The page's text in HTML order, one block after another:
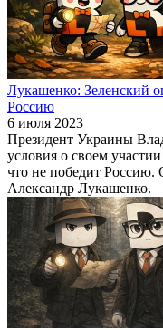
Лукашенко: Зеленский
Россию
6 июля 2023
Президент Украины
условия о своем
что не победит Россию.
Александр Лукашенко.